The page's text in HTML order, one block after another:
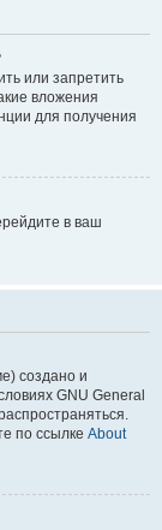
или запретить
вложения
для получения
в ваш
создано и
GNU General
по ссылке About